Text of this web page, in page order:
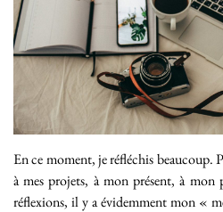
En ce moment, je réfléchis beaucoup.
à mes projets, à mon présent, à mon
réflexions, il y a évidemment mon «